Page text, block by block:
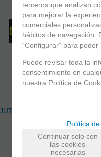
terceros que analizan
para mejorar la
comerciales
hábitos de navegación.
“Configurar” para poder
Puede revisar toda la
consentimiento en
nuestra Política de
Política
Continuar solo con
las cookies
necesarias